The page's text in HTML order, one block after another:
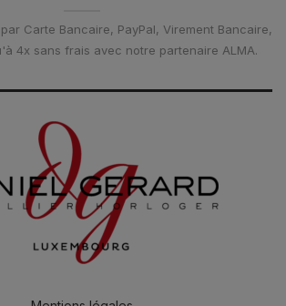
Carte Bancaire, PayPal, Virement Bancaire,
4x sans frais avec notre partenaire ALMA.